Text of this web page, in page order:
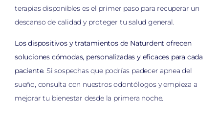
terapias disponibles es el primer paso para recuperar un
descanso de calidad y proteger tu salud general.
Los dispositivos y tratamientos de Naturdent ofrecen
soluciones cómodas, personalizadas y eficaces para cada
paciente. Si sospechas que podrías padecer apnea del
sueño, consulta con nuestros odontólogos y empieza a
mejorar tu bienestar desde la primera noche.